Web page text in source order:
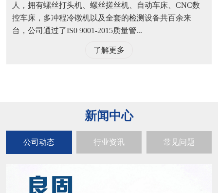
人，拥有螺丝打头机、螺丝搓丝机、自动车床、CNC数
控车床，多冲程冷镦机以及全套的检测设备共百余来
台，公司通过了IS0 9001-2015质量管...
了解更多
新闻中心
公司动态 行业资讯 常见问题